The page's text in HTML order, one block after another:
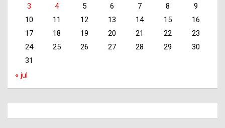
3
4 5 6 7 8
9
10
11 12 13 14 15
16
17
18 19 20 21 22
23
24
25 26 27 28 29
30
31
« jul